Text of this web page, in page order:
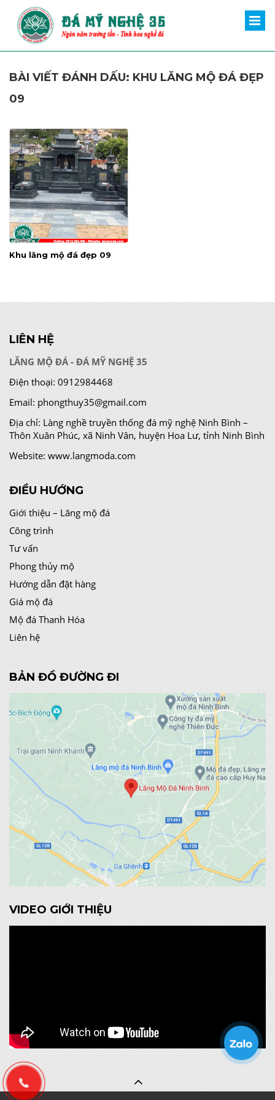
BÀI VIẾT ĐÁNH DẤU: KHU LĂNG MỘ ĐÁ ĐẸP
09
Khu lăng mộ đá đẹp 09
LIÊN HỆ
LĂNG MỘ ĐÁ - ĐÁ MỸ NGHỆ 35
Điện thoại: 0912984468
Email: phongthuy35@gmail.com
Địa chỉ:Làng nghề truyền thống đá mỹ nghệ Ninh Bình –
Thôn Xuân Phúc, xã Ninh Vân, huyện Hoa Lư, tỉnh Ninh Bình
Website: www.langmoda.com
ĐIỀU HƯỚNG
Giới thiệu – Lăng mộ đá
Công trình
Tư vấn
Phong thủy mộ
Hướng dẫn đặt hàng
Giá mộ đá
Mộ đá Thanh Hóa
Liên hệ
BẢN ĐỒ ĐƯỜNG ĐI
VIDEO GIỚI THIỆU